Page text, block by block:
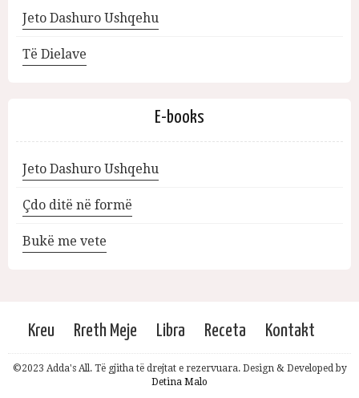
Jeto Dashuro Ushqehu
Të Dielave
E-books
Jeto Dashuro Ushqehu
Çdo ditë në formë
Bukë me vete
Kreu Rreth Meje Libra Receta Kontakt
©2023 Adda's All. Të gjitha të drejtat e rezervuara. Design & Developed by
Detina Malo